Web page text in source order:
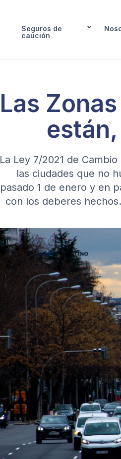
Seguros de
caución
Las
La Ley 7/2021 de
las ciudades que no
pasado 1 de enero y en
con los deberes